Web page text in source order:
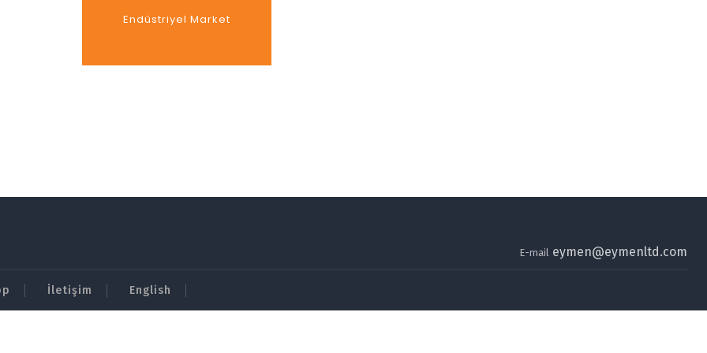
Endüstriyel Market
E-mail eymen@eymenltd.com
İletişim English